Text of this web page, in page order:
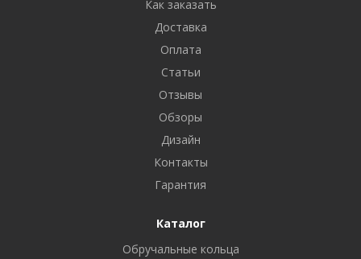
Как заказать
Доставка
Оплата
Статьи
Отзывы
Обзоры
Дизайн
Контакты
Гарантия
Каталог
Обручальные кольца